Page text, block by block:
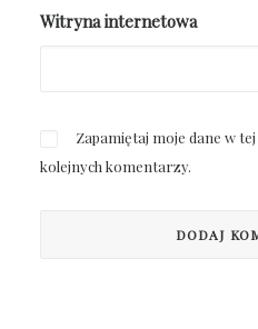
Witryna internetowa
Zapamiętaj moje dane w
kolejnych komentarzy.